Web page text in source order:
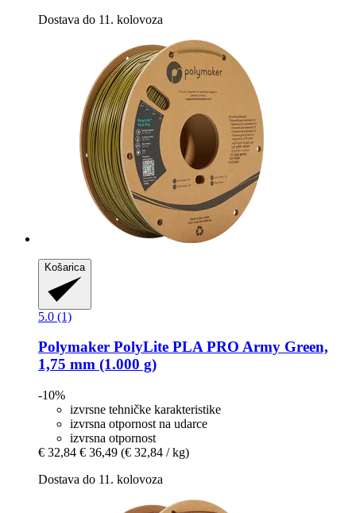
Dostava do 11. kolovoza
Košarica
5.0 (1)
Polymaker PolyLite PLA PRO Army Green,
1,75 mm (1.000 g)
-10%
izvrsne tehničke karakteristike
izvrsna otpornost na udarce
izvrsna otpornost
€ 32,84 € 36,49 (€ 32,84 / kg)
Dostava do 11. kolovoza